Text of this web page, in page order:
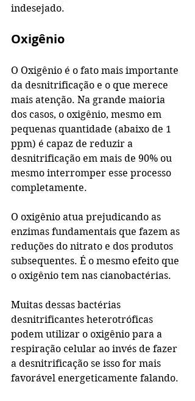
indesejado.
Oxigênio
O Oxigênio é o fato mais importante
da desnitrificação e o que merece
mais atenção. Na grande maioria
dos casos, o oxigênio, mesmo em
pequenas quantidade (abaixo de 1
ppm) é capaz de reduzir a
desnitrificação em mais de 90% ou
mesmo interromper esse processo
completamente.
O oxigênio atua prejudicando as
enzimas fundamentais que fazem as
reduções do nitrato e dos produtos
subsequentes. É o mesmo efeito que
o oxigênio tem nas cianobactérias.
Muitas dessas bactérias
desnitrificantes heterotróficas
podem utilizar o oxigênio para a
respiração celular ao invés de fazer
a desnitrificação se isso for mais
favorável energeticamente falando.